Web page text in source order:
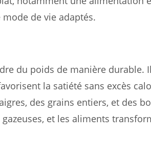
de vie adaptés.
du poids de manière durable.
la satiété sans excès
des grains entiers, et des
et les aliments